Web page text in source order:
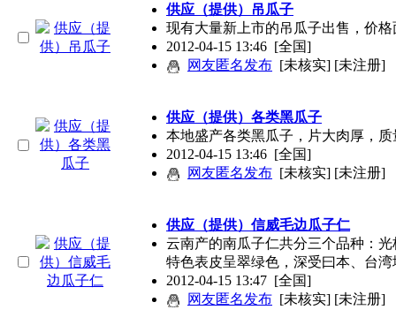
供应（提供）吊瓜子
现有大量新上市的吊瓜子出售，价
2012-04-15 13:46 [全国]
网友匿名发布 [未核实] [未注册]
供应（提供）各类黑瓜子
本地盛产各类黑瓜子，片大肉厚，
2012-04-15 13:46 [全国]
网友匿名发布 [未核实] [未注册]
供应（提供）信威毛边瓜子仁
云南产的南瓜子仁共分三个品种：
特色表皮呈翠绿色，深受曰本、台湾
2012-04-15 13:47 [全国]
网友匿名发布 [未核实] [未注册]